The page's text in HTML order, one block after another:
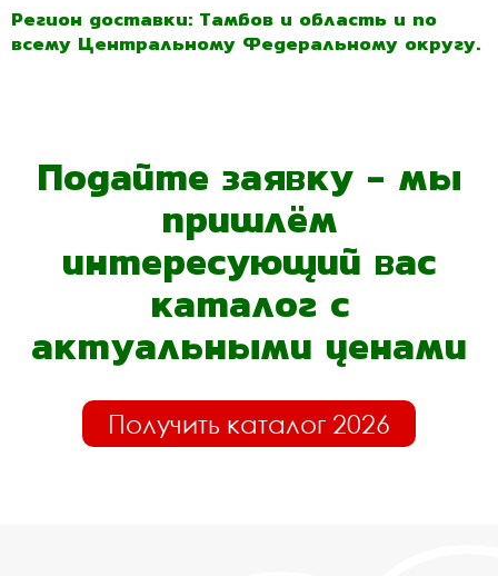
Регион доставки: Тамбов и область и по
всему Центральному Федеральному округу.
Подайте заявку - мы
пришлём
интересующий вас
каталог с
актуальными ценами
Получить каталог 2026